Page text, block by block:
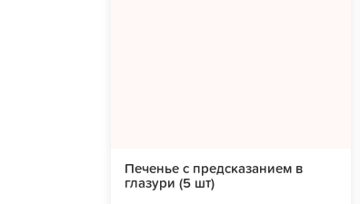
Печенье с предсказанием в
глазури (5 шт)